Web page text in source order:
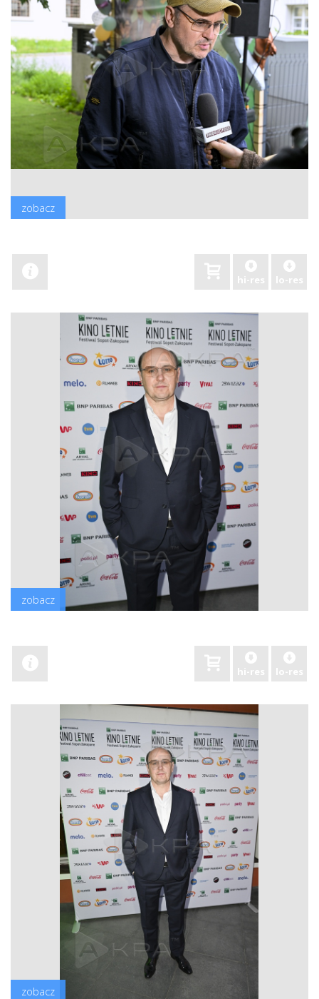
zobacz
hi-res lo-res
zobacz
hi-res lo-res
zobacz